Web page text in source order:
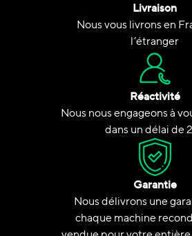
Livraison
Nous vous livrons en
l’étranger
Réactivité
Nous nous engageons à
dans un délai de
Garantie
Nous délivrons une
chaque machine